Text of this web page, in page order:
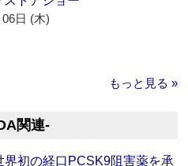
日 (木)
もっと見る »
関連‐
界初の経口PCSK9阻害薬を承